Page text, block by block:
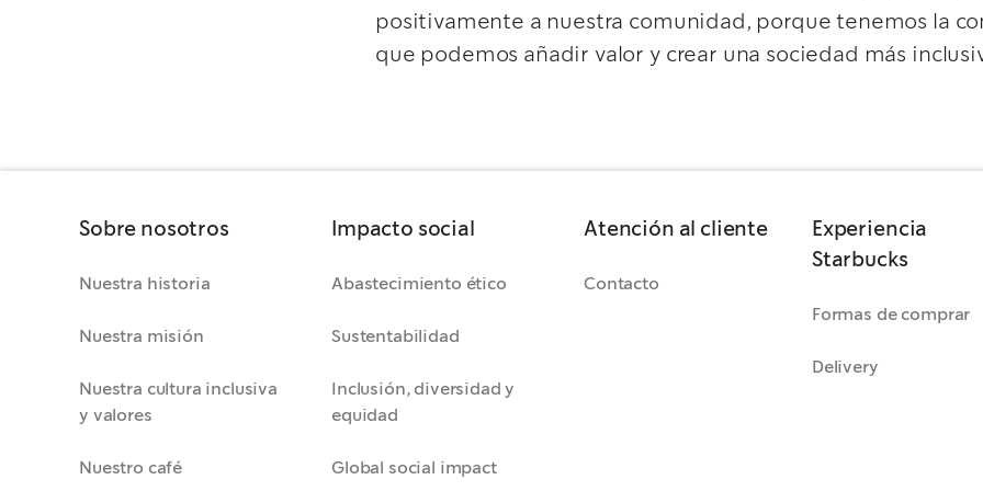
positivamente a nuestra comunidad, porque tenemos la
que podemos añadir valor y crear una sociedad más
Sobre nosotros
Nuestra historia
Nuestra misión
Nuestra cultura inclusiva
y valores
Nuestro café
Impacto social
Abastecimiento ético
Sustentabilidad
Inclusión, diversidad y
equidad
Global social impact
Atención al cliente
Contacto
Experiencia
Starbucks
Formas de comprar
Delivery